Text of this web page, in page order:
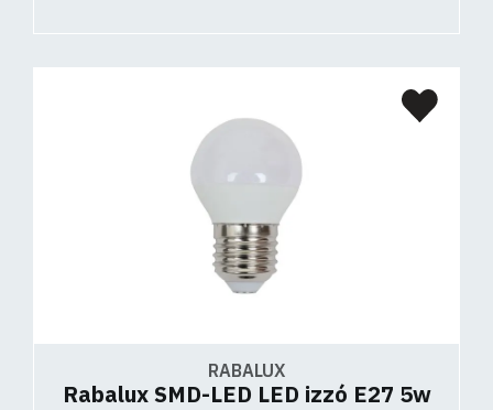
RABALUX
Rabalux SMD-LED LED izzó E27 5w